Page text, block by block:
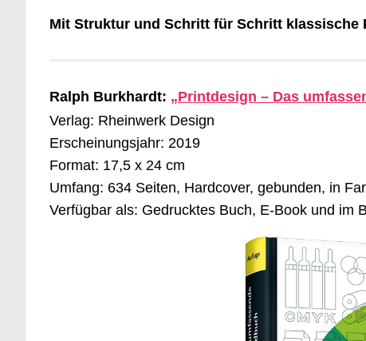
Mit Struktur und Schritt für Schritt klassische
Ralph Burkhardt: „Printdesign – Das
Verlag: Rheinwerk Design
Erscheinungsjahr: 2019
Format: 17,5 x 24 cm
Umfang: 634 Seiten, Hardcover, gebunden, in
Verfügbar als: Gedrucktes Buch, E-Book und im